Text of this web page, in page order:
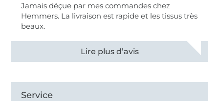
Jamais déçue par mes commandes chez
Hemmers. La livraison est rapide et les tissus très
beaux.
Voir tous les 11496 commentaires
Service